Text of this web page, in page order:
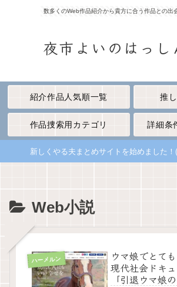
数多くのWeb作品紹介から貴方に合う作品との出
夜市よいのはっし
紹介作品人気順一覧 推
作品捜索用カテゴリ 詳細条
新しくやる夫まとめサイトを始めました
Web小説
ハーメルン
ウマ娘でとて
現代社会ドキ
「引退ウマ娘